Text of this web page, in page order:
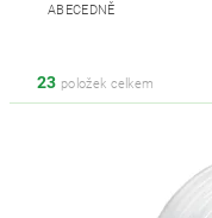
ABECEDNĚ
23 položek celkem